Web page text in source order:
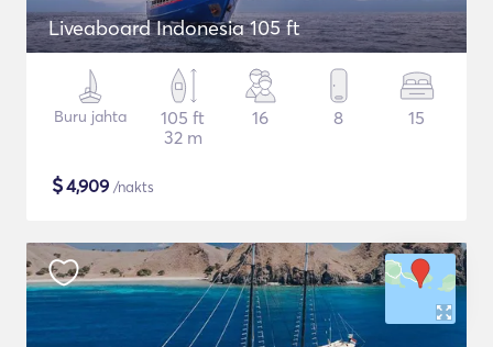
Liveaboard Indonesia 105 ft
Buru jahta
105 ft
32 m
16 8 15
$4,909 /nakts